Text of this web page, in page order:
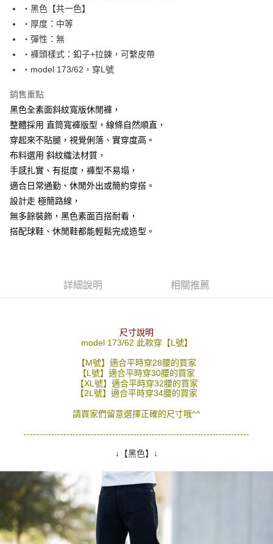
AFTEE先享後付
相關說明
【關於「AFTEE先享後付」】
AFTEE先享後付是「在收到商品之後才付款」的支付方式。 讓您購物簡單
便利好安心！
１．簡單：不需註冊會員、不需綁卡、不需儲值。
【「AFTEE先享後付」結帳流程】
１．於結帳方式選擇「AFTEE先享後付」後，將跳轉至「AFTEE先享後付」
結帳頁面，進行簡訊認證並確認金額後，即可完成結帳。
２．訂單成立數日內，您將收到繳費通知簡訊。
３．收到繳費通知簡訊後14天內，點擊此簡訊中的連結，可透過四大超商／
ATM／網路銀行／等多元方式進行付款，方視為交易完成。
※ 請注意：結帳手續完成當下不需立刻繳費，但若您需要取消訂單，請聯絡
購買商品的店家。未經商家同意取消之訂單仍視為有效，需透過AFTEE先享
後付繳納相關費用。
是否繳費成功／繳費後需取消欲退款等相關疑問，請聯繫「AFTEE先享後付
客戶支援中心」https://netprotections.freshdesk.com/support/home
權轉讓予恩沛科技股份有限公司。
「AFTEE先享後付」，若未經同意申辦者引起之損失，本公司不負相關責
時審查核予不同之上限額度；若仍有額度不足之情形，本公司將視審查結果
請求用戶進行身份認證。
５．嚴禁一人註冊多個帳號或使用他人資訊註冊。若發現惡意使用之情形，
恩沛科技股份有限公司將有權停止該用戶之使用額度並採取法律行動。
ATM付款
運送方式
全家付款取貨
每筆NT$80，滿NT$1,800(含以上)免運費
先付款後全家取貨
每筆NT$80，滿NT$1,800(含以上)免運費
7-11付款取貨
每筆NT$80，滿NT$1,800(含以上)免運費
每筆NT$80，滿NT$1,800(含以上)免運費
‧黑色【共一色】
‧厚度：中等
‧彈性：無
‧褲頭樣式：釦子+拉鍊，可繫皮帶
‧model 173/62，穿L號
銷售重點
黑色全素面斜紋寬版休閒褲，
整體採用 直筒寬褲版型，線條自然順直，
穿起來不貼腿，視覺俐落、實穿度高。
布料選用 斜紋織法材質，
手感扎實、有挺度，褲型不易塌，
適合日常通勤、休閒外出或簡約穿搭。
設計走 極簡路線，
無多餘裝飾，黑色素面百搭耐看，
搭配球鞋、休閒鞋都能輕鬆完成造型。
詳細說明 相關推薦
尺寸說明
model 173/62 此款穿【L號】
【M號】適合平時穿28腰的買家
【L號】適合平時穿30腰的買家
【XL號】適合平時穿32腰的買家
【2L號】適合平時穿34腰的買家
請買家們留意選擇正確的尺寸哦^^
--------------------------------------------------------------------------
↓【黑色】↓